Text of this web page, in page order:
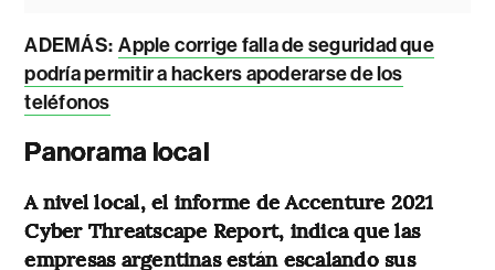
ADEMÁS: Apple corrige falla de seguridad que
podría permitir a hackers apoderarse de los
teléfonos
Panorama local
A nivel local, el informe de Accenture 2021
Cyber Threatscape Report, indica que las
empresas argentinas están escalando sus